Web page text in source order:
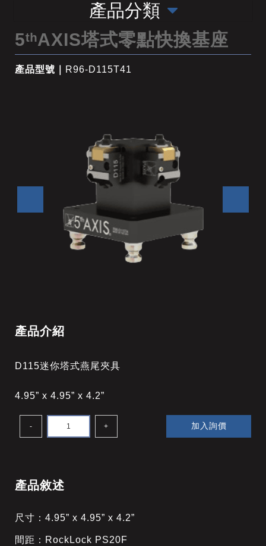
產品分類
5ᵗʰAXIS塔式零點快換基座
產品型號｜ R96-D115T41
產品介紹
D115迷你塔式燕尾夾具
4.95” x 4.95” x 4.2”
- + 加入詢價
產品敘述
尺寸：4.95” x 4.95” x 4.2”
間距： RockLock PS20F